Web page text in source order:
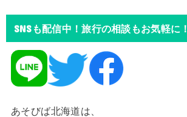
SNSも配信中！旅行の相談もお気軽に！
あそびば北海道は、